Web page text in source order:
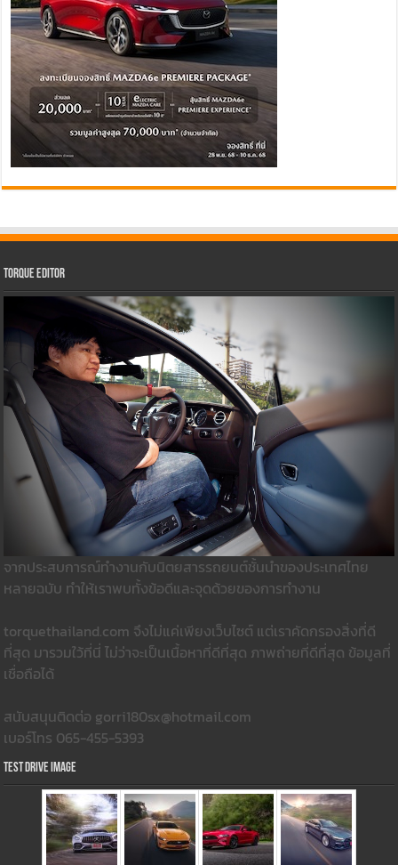
Torque Editor
จากประสบการณ์ทำงานกับนิตยสารรถยนต์ชั้นนำของประเทศไทย
หลายฉบับ ทำให้เราพบทั้งข้อดีและจุดด้วยของการทำงาน
torquethailand.com จึงไม่แค่เพียงเว็บไซต์ แต่เราคัดกรองสิ่งที่ดี
ที่สุด มารวมใว้ที่นี่ ไม่ว่าจะเป็นเนื้อหาที่ดีที่สุด ภาพถ่ายที่ดีที่สุด ข้อมูลที่
เชื่อถือได้
สนับสนุนติดต่อ gorri180sx@hotmail.com
เบอร์โทร 065-455-5393
Test Drive Image